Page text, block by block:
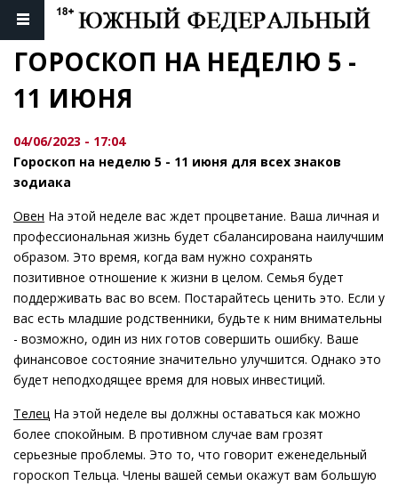
ГОРОСКОП НА НЕДЕЛЮ 5 -
11 ИЮНЯ
04/06/2023 - 17:04
Гороскоп на неделю 5 - 11 июня для всех знаков
зодиака
Овен На этой неделе вас ждет процветание. Ваша личная и
профессиональная жизнь будет сбалансирована наилучшим
образом. Это время, когда вам нужно сохранять
позитивное отношение к жизни в целом. Семья будет
поддерживать вас во всем. Постарайтесь ценить это. Если у
вас есть младшие родственники, будьте к ним внимательны
- возможно, один из них готов совершить ошибку. Ваше
финансовое состояние значительно улучшится. Однако это
будет неподходящее время для новых инвестиций.
Телец На этой неделе вы должны оставаться как можно
более спокойным. В противном случае вам грозят
серьезные проблемы. Это то, что говорит еженедельный
гороскоп Тельца. Члены вашей семьи окажут вам большую